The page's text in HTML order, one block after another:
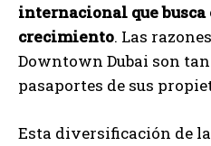
internacional que
crecimiento. Las
Downtown Dubai son
pasaportes de sus
Esta diversificación de